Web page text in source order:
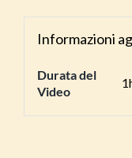
Informazioni
Durata del
Video